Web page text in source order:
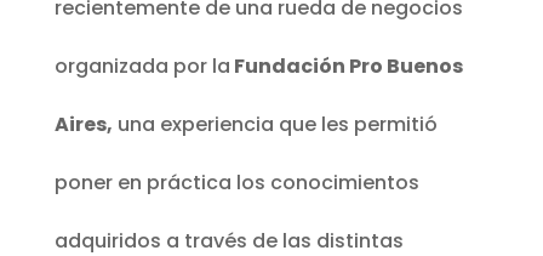
recientemente de una rueda de negocios
organizada por la Fundación Pro Buenos
Aires, una experiencia que les permitió
poner en práctica los conocimientos
adquiridos a través de las distintas